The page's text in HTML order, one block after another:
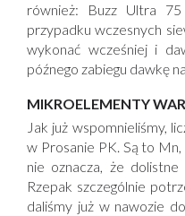
również: Buzz Ultra
przypadku wczesnych
wykonać wcześniej i
późnego zabiegu dawkę
MIKROELEMENTY
Jak już wspomnieliśmy,
w Prosanie PK. Są to Mn,
nie oznacza, że
Rzepak szczególnie
daliśmy już w nawozie